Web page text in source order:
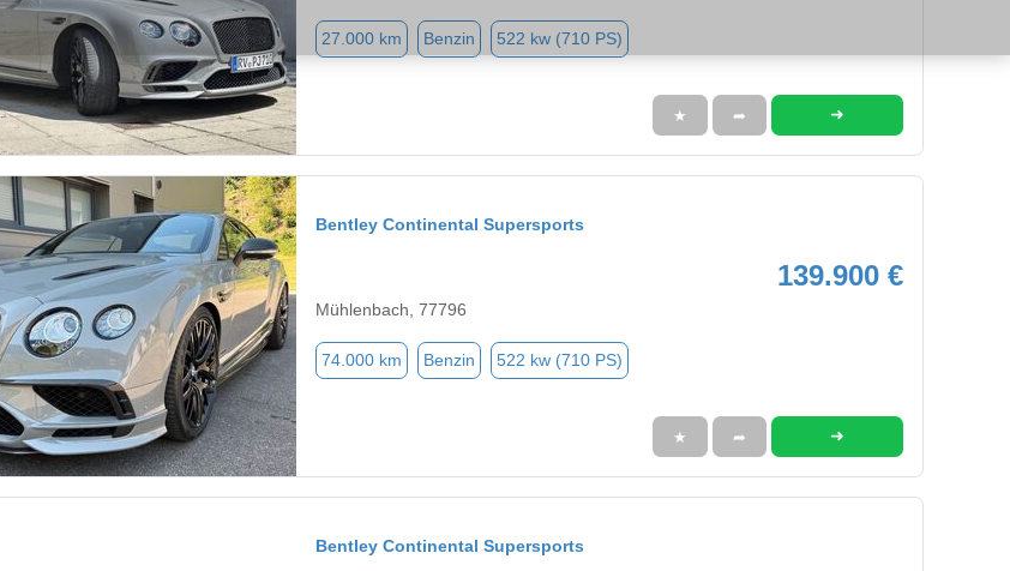
27.000 km Benzin 522 kw (710 PS)
★ ➦ ➜
Bentley Continental Supersports
139.900 €
Mühlenbach, 77796
74.000 km Benzin 522 kw (710 PS)
★ ➦ ➜
Bentley Continental Supersports